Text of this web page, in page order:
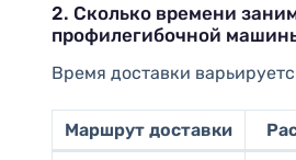
2. Сколько времени
профилегибочной
Время доставки
Маршрут доставки